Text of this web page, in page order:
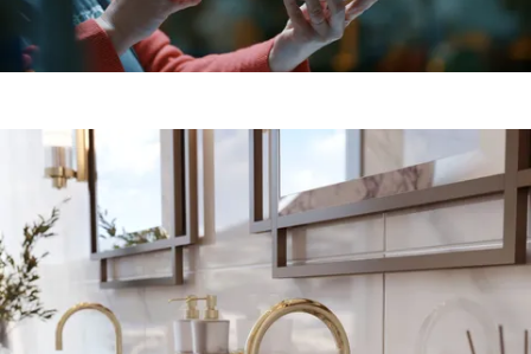
Agrandir